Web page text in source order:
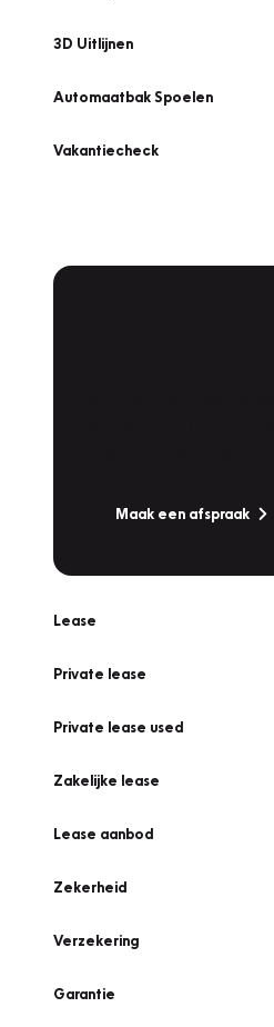
3D Uitlijnen
Automaatbak Spoelen
Vakantiecheck
Maak een afspraak
Lease
Private lease
Private lease used
Zakelijke lease
Lease aanbod
Zekerheid
Verzekering
Garantie